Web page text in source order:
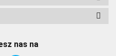
nas na